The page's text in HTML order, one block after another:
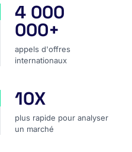
appels d'offres
4 000
000+
appels d'offres
internationaux
plus rapide pour analyser
10X
plus rapide pour analyser
un marché